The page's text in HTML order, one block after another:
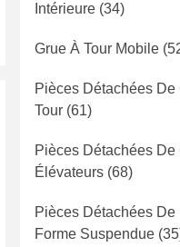
Intérieure (34)
Grue À Tour Mobile
Pièces Détachées De
Tour (61)
Pièces Détachées De
Élévateurs (68)
Pièces Détachées De
Forme Suspendue